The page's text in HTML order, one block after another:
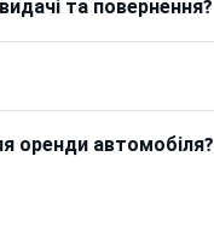
та повернення?
оренди автомобіля?